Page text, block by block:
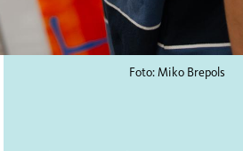
Foto: Miko Brepols